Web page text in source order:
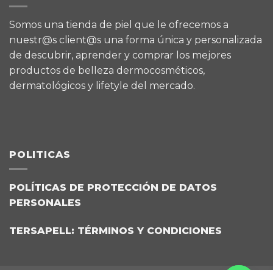
Somos una tienda de piel que le ofrecemos a
nuestr@s client@s una forma única y personalizada
de descubrir, aprender y comprar los mejores
productos de belleza dermocosméticos,
dermatológicos y lifetyle del mercado.
POLITICAS
POLÍTICAS DE PROTECCIÓN DE DATOS
PERSONALES
TERSAPELL: TÉRMINOS Y CONDICIONES